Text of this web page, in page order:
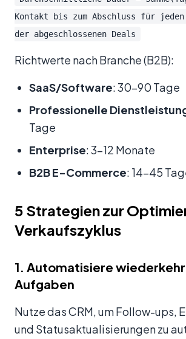
Kontakt bis zum Abschluss für
der abgeschlossenen Deals
Richtwerte nach Branche (B2B):
SaaS/Software: 30-90 Tage
Professionelle
Tage
Enterprise: 3-12 Monate
B2B E-Commerce: 14-45
5 Strategien zur
Verkaufszyklus
1. Automatisiere
Aufgaben
Nutze das CRM, um Follow-ups,
und Statusaktualisierungen zu